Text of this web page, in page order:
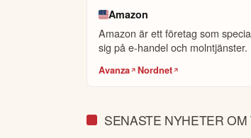
Amazon
Amazon är ett företag som
sig på e-handel och molntjänster.
Avanza Nordnet
SENASTE NYHETER